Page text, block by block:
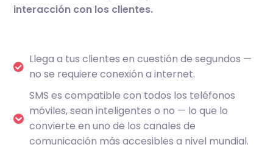
interacción con los clientes.
Llega a tus clientes en cuestión de segundos —
no se requiere conexión a internet.
SMS es compatible con todos los teléfonos
móviles, sean inteligentes o no — lo que lo
convierte en uno de los canales de
comunicación más accesibles a nivel mundial.